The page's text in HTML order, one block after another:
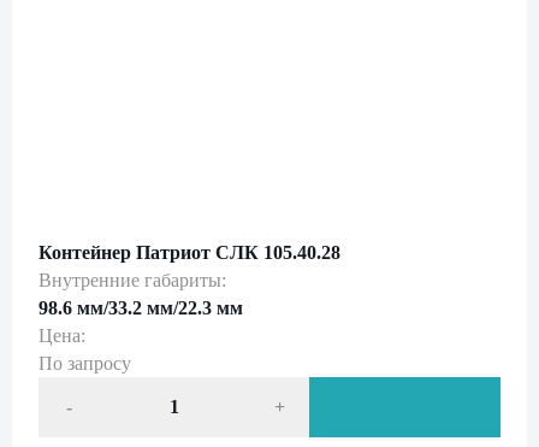
Контейнер Патриот СЛК 105.40.28
Внутренние габариты:
98.6 мм/33.2 мм/22.3 мм
Цена:
По запросу
- +